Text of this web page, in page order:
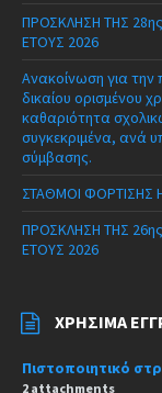
ΠΡΟΣΚΛΗΣΗ ΤΗΣ
ΕΤΟΥΣ 2026
Ανακοίνωση για την
δικαίου ορισμένου
καθαριότητα
συγκεκριμένα, ανά
σύμβασης.
ΣΤΑΘΜΟΙ ΦΟΡΤΙΣΗΣ
ΠΡΟΣΚΛΗΣΗ ΤΗΣ
ΕΤΟΥΣ 2026
ΧΡΉΣΙΜΑ
Πιστοποιητικό
2 attachments